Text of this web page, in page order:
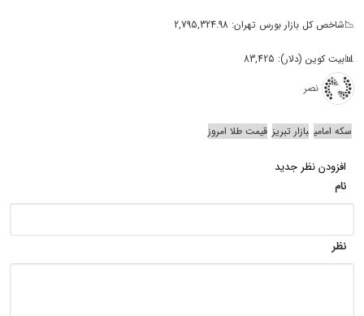
📉شاخص کل بازار بورس تهران: 2,795,324.98
📊بیت کوین (دلار): 83,425
نصر
سکه امامی بازار تبریز قیمت طلا امروز
افزودن نظر جدید
نام
نظر